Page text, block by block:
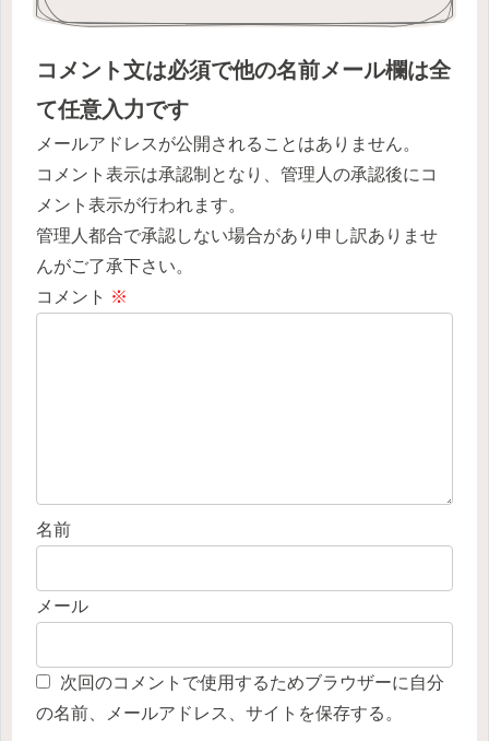
コメント文は必須で他の名前メール欄は全
て任意入力です
メールアドレスが公開されることはありません。
コメント表示は承認制となり、管理人の承認後にコ
メント表示が行われます。
管理人都合で承認しない場合があり申し訳ありませ
んがご了承下さい。
コメント ※
名前
メール
次回のコメントで使用するためブラウザーに自分
の名前、メールアドレス、サイトを保存する。